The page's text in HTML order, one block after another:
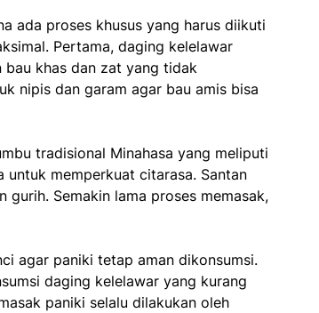
ada proses khusus yang harus diikuti
Pertama, daging kelelawar
bau khas dan zat yang tidak
nipis dan garam agar bau amis bisa
tradisional Minahasa yang meliputi
untuk memperkuat citarasa. Santan
Semakin lama proses memasak,
agar paniki tetap aman dikonsumsi.
daging kelelawar yang kurang
paniki selalu dilakukan oleh